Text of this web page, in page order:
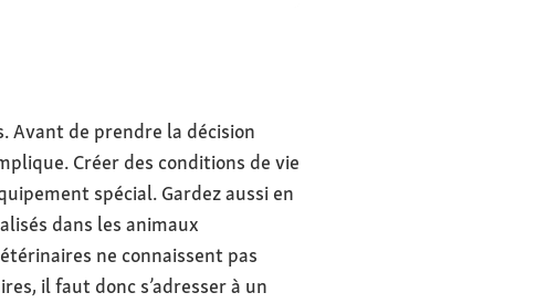
Avant de prendre la décision
Créer des conditions de vie
spécial. Gardez aussi en
dans les animaux
ne connaissent pas
il faut donc s’adresser à un